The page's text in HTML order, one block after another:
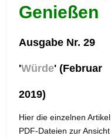
Genießen
Ausgabe Nr. 29
'Würde' (Februar
2019)
Hier die einzelnen
PDF-Dateien zur